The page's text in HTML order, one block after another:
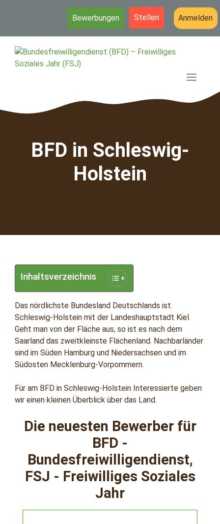
Bewerbungen Stellen Anmelden
Inhalt
springen
BFD in Schleswig-
Holstein
Inhaltsverzeichnis
Das nördlichste Bundesland Deutschlands ist
Schleswig-Holstein mit der Landeshauptstadt Kiel.
Geht man von der Fläche aus, so ist es nach dem
Saarland das zweitkleinste Flächenland. Nachbarländer
sind im Süden Hamburg und Niedersachsen und im
Südosten Mecklenburg-Vorpommern.
Für am BFD in Schleswig-Holstein Interessierte geben
wir einen kleinen Überblick über das Land.
Die neuesten Bewerber für
BFD -
Bundesfreiwilligendienst,
FSJ - Freiwilliges Soziales
Jahr